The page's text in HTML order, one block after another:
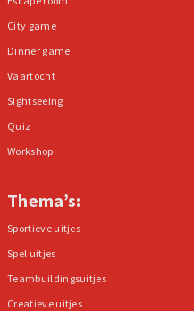
City game
Dinner game
Vaartocht
Sightseeing
Quiz
Workshop
Thema’s:
Sportieve uitjes
Spel uitjes
Teambuildingsuitjes
Creatieve uitjes